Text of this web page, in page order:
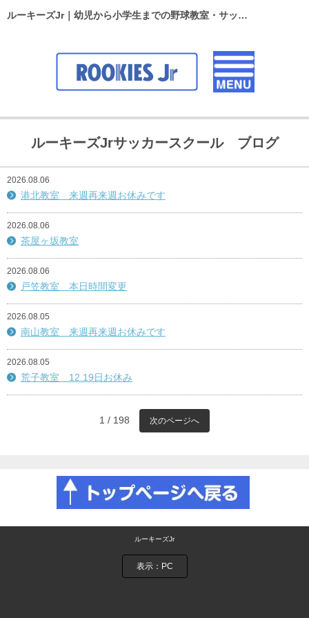
ルーキーズJr｜幼児から小学生までの野球教室・サッカースクール
ルーキーズJrサッカースクール ブログ
2026.08.06
港北教室 来週再来週お休みです
2026.08.06
茶屋ヶ坂教室
2026.08.06
戸笠教室 本日時間変更
2026.08.05
南山教室 来週再来週お休みです
2026.08.05
荒子教室 12.19日お休み
1 / 198 次のページへ
ルーキーズJr
表示：PC